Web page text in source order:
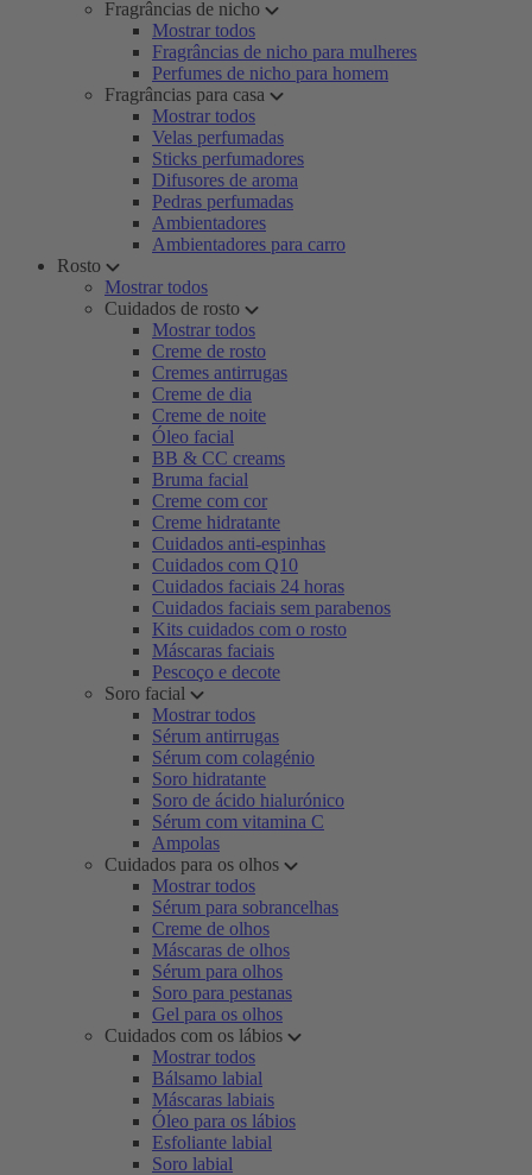
Fragrâncias de nicho
Mostrar todos
Fragrâncias de nicho para mulheres
Perfumes de nicho para homem
Fragrâncias para casa
Mostrar todos
Velas perfumadas
Sticks perfumadores
Difusores de aroma
Pedras perfumadas
Ambientadores
Ambientadores para carro
Rosto
Mostrar todos
Cuidados de rosto
Mostrar todos
Creme de rosto
Cremes antirrugas
Creme de dia
Creme de noite
Óleo facial
BB & CC creams
Bruma facial
Creme com cor
Creme hidratante
Cuidados anti-espinhas
Cuidados com Q10
Cuidados faciais 24 horas
Cuidados faciais sem parabenos
Kits cuidados com o rosto
Máscaras faciais
Pescoço e decote
Soro facial
Mostrar todos
Sérum antirrugas
Sérum com colagénio
Soro hidratante
Soro de ácido hialurónico
Sérum com vitamina C
Ampolas
Cuidados para os olhos
Mostrar todos
Sérum para sobrancelhas
Creme de olhos
Máscaras de olhos
Sérum para olhos
Soro para pestanas
Gel para os olhos
Cuidados com os lábios
Mostrar todos
Bálsamo labial
Máscaras labiais
Óleo para os lábios
Esfoliante labial
Soro labial